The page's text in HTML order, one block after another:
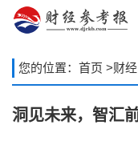
您的位置： 首页 >财经
洞见未来，智汇